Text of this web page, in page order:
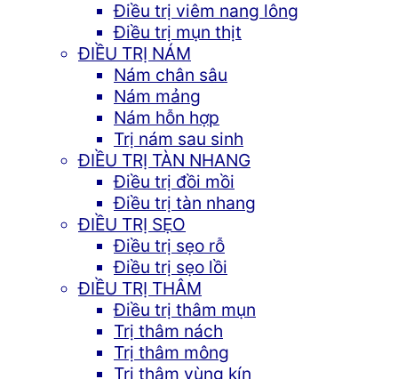
Điều trị viêm nang lông
Điều trị mụn thịt
ĐIỀU TRỊ NÁM
Nám chân sâu
Nám mảng
Nám hỗn hợp
Trị nám sau sinh
ĐIỀU TRỊ TÀN NHANG
Điều trị đồi mồi
Điều trị tàn nhang
ĐIỀU TRỊ SẸO
Điều trị sẹo rỗ
Điều trị sẹo lồi
ĐIỀU TRỊ THÂM
Điều trị thâm mụn
Trị thâm nách
Trị thâm mông
Trị thâm vùng kín